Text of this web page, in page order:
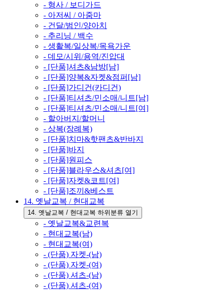
- 형사 / 보디가드
- 아저씨 / 아줌마
- 건달/범인/양아치
- 추리닝 / 백수
- 생활복/일상복/목욕가운
- 데모/시위/용역/진압대
- [단품]셔츠&남방[남]
- [단품]양복&자켓&점퍼[남]
- [단품]가디건(카디건)
- [단품]티셔츠/민소매/니트[남]
- [단품]티셔츠/민소매/니트[여]
- 할아버지/할머니
- 상복(장례복)
- [단품]치마&핫팬츠&반바지
- [단품]바지
- [단품]원피스
- [단품]블라우스&셔츠[여]
- [단품]자켓&코트[여]
- [단품]조끼&베스트
14. 옛날교복 / 현대교복
14. 옛날교복 / 현대교복 하위분류 열기
- 옛날교복&교련복
- 현대교복(남)
- 현대교복(여)
- (단품) 자켓-(남)
- (단품) 자켓-(여)
- (단품) 셔츠-(남)
- (단품) 셔츠-(여)